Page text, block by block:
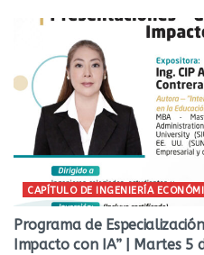
CAPÍTULO DE INGENIERÍA
Programa de
Impacto con IA” | Martes 5